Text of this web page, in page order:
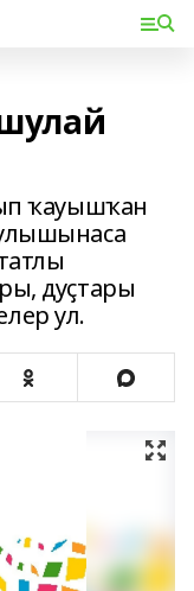
ҡауышҡан
дуҫтары
ул.